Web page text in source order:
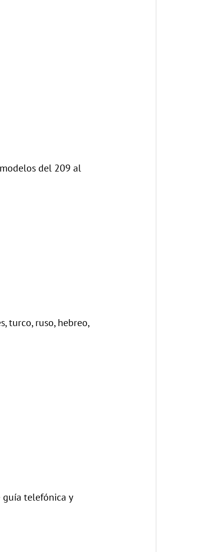
del 209 al
turco, ruso, hebreo,
telefónica y